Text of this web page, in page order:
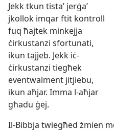
Jekk tkun tistaʼ jerġaʼ
jkollok imqar ftit kontroll
fuq ħajtek minkejja
ċirkustanzi sfortunati,
ikun tajjeb. Jekk iċ-
ċirkustanzi tiegħek
eventwalment jitjiebu,
ikun aħjar. Imma l-aħjar
għadu ġej.
Il-Bibbja twiegħed żmien